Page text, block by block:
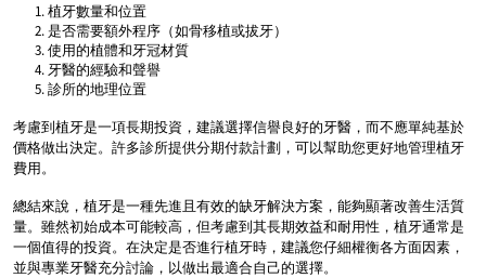
植牙數量和位置
是否需要額外程序（如骨移植或拔牙）
使用的植體和牙冠材質
牙醫的經驗和聲譽
診所的地理位置
考慮到植牙是一項長期投資，建議選擇信譽良好的牙醫，而不應單純基於
價格做出決定。許多診所提供分期付款計劃，可以幫助您更好地管理植牙
費用。
總結來說，植牙是一種先進且有效的缺牙解決方案，能夠顯著改善生活質
量。雖然初始成本可能較高，但考慮到其長期效益和耐用性，植牙通常是
一個值得的投資。在決定是否進行植牙時，建議您仔細權衡各方面因素，
並與專業牙醫充分討論，以做出最適合自己的選擇。